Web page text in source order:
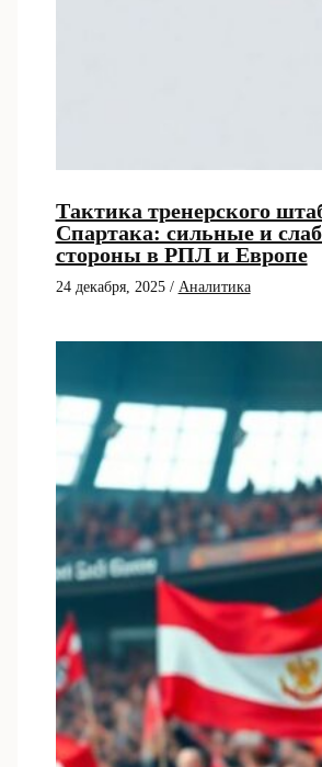
Тактика тренерского
Спартака: сильные и
стороны в РПЛ и Европе
24 декабря, 2025 / Аналитика